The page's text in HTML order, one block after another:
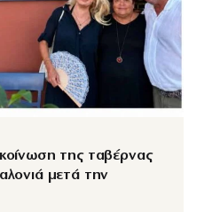
της ταβέρνας
μετά την